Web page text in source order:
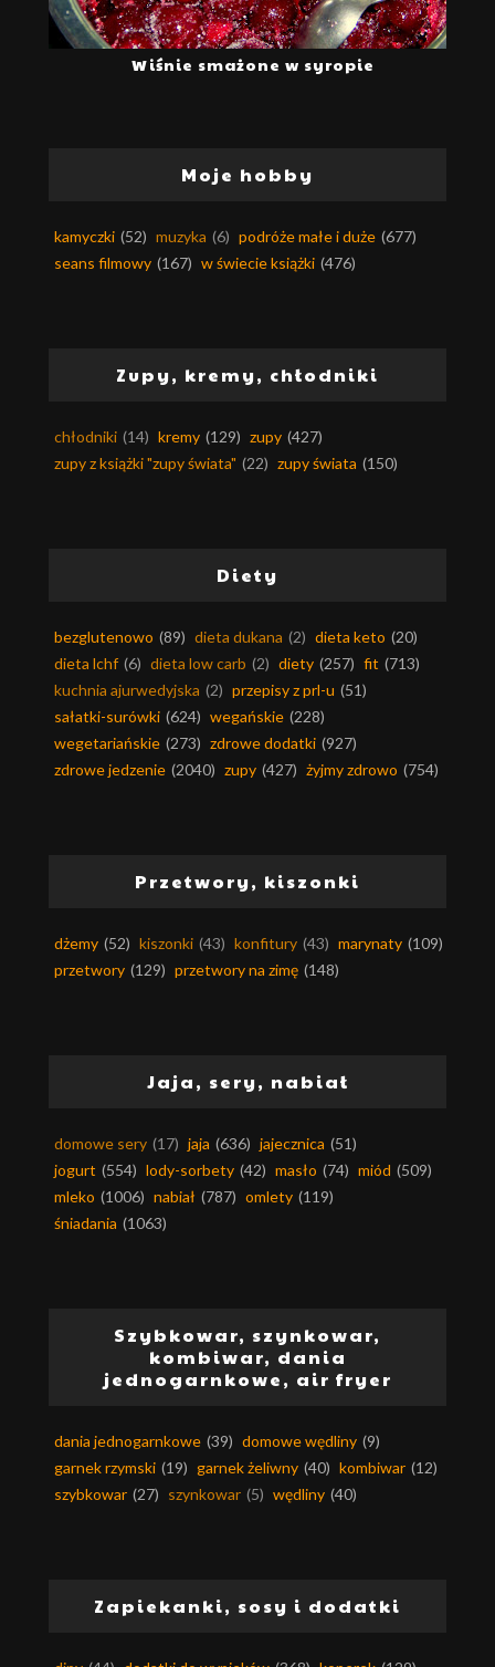
Wiśnie smażone w syropie
Moje hobby
kamyczki (52) muzyka (6) podróże małe i duże (677)
seans filmowy (167) w świecie książki (476)
Zupy, kremy, chłodniki
chłodniki (14) kremy (129) zupy (427)
zupy z książki "zupy świata" (22) zupy świata (150)
Diety
bezglutenowo (89) dieta dukana (2) dieta keto (20)
dieta lchf (6) dieta low carb (2) diety (257) fit (713)
kuchnia ajurwedyjska (2) przepisy z prl-u (51)
sałatki-surówki (624) wegańskie (228)
wegetariańskie (273) zdrowe dodatki (927)
zdrowe jedzenie (2040) zupy (427) żyjmy zdrowo (754)
Przetwory, kiszonki
dżemy (52) kiszonki (43) konfitury (43) marynaty (109)
przetwory (129) przetwory na zimę (148)
Jaja, sery, nabiał
domowe sery (17) jaja (636) jajecznica (51)
jogurt (554) lody-sorbety (42) masło (74) miód (509)
mleko (1006) nabiał (787) omlety (119)
śniadania (1063)
Szybkowar, szynkowar,
kombiwar, dania
jednogarnkowe, air fryer
dania jednogarnkowe (39) domowe wędliny (9)
garnek rzymski (19) garnek żeliwny (40) kombiwar (12)
szybkowar (27) szynkowar (5) wędliny (40)
Zapiekanki, sosy i dodatki